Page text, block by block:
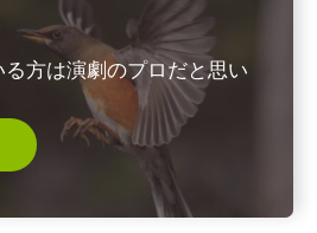
方は演劇のプロだと思い